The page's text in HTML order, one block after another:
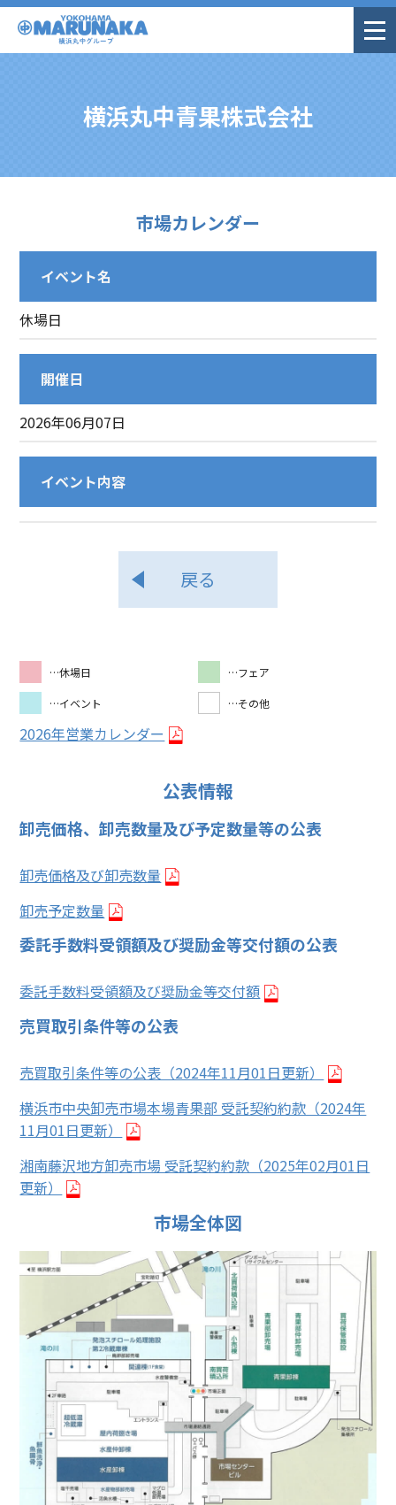
横浜丸中青果株式会社
市場カレンダー
イベント名
休場日
開催日
2026年06月07日
イベント内容
戻る
…休場日 …フェア
…イベント …その他
2026年営業カレンダー
公表情報
卸売価格、卸売数量及び予定数量等の公表
卸売価格及び卸売数量
卸売予定数量
委託手数料受領額及び奨励金等交付額の公表
委託手数料受領額及び奨励金等交付額
売買取引条件等の公表
売買取引条件等の公表（2024年11月01日更新）
横浜市中央卸売市場本場青果部 受託契約約款（2024年
11月01日更新）
湘南藤沢地方卸売市場 受託契約約款（2025年02月01日
更新）
市場全体図